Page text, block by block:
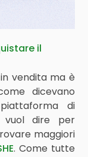
il
vendita ma è
dicevano
di
vuol dire per
maggiori
. Come tutte